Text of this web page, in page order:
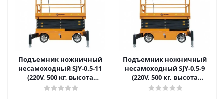
Подъемник ножничный
несамоходный SJY-0.5-11
(220V, 500 кг, высота
подъема 11 м) SMART в
Подъемник ножничный
несамоходный SJY-0.5-9
(220V, 500 кг, высота
подъема 9 м) SMART в